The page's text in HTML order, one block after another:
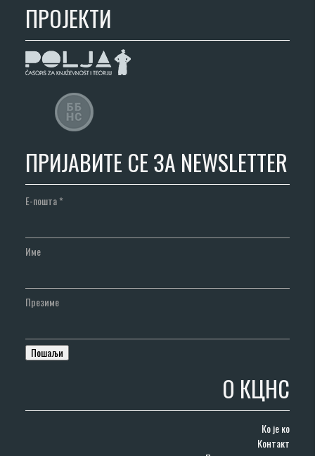
ПРОЈЕКТИ
ПРИЈАВИТЕ СЕ ЗА NEWSLETTER
Е-пошта*
Име
Презиме
О КЦНС
Ко је ко
Контакт